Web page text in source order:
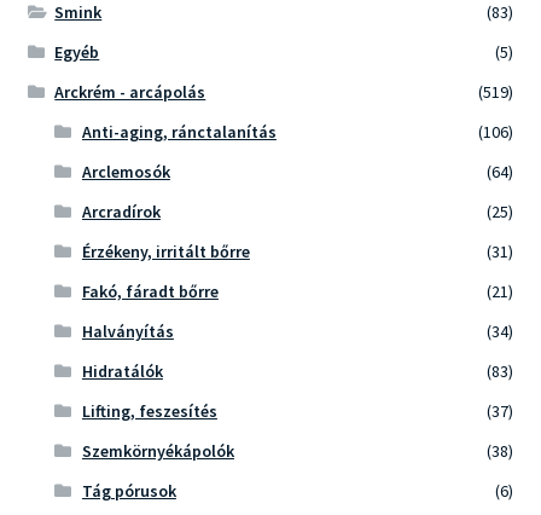
Smink
(83)
Egyéb
(5)
Arckrém - arcápolás
(519)
Anti-aging, ránctalanítás
(106)
Arclemosók
(64)
Arcradírok
(25)
Érzékeny, irritált bőrre
(31)
Fakó, fáradt bőrre
(21)
Halványítás
(34)
Hidratálók
(83)
Lifting, feszesítés
(37)
Szemkörnyékápolók
(38)
Tág pórusok
(6)